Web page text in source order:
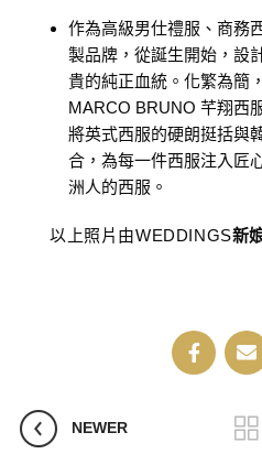
作為高級男仕禮服、商務
製品牌，從誕生開始，設
貴的純正血統。化繁為簡
MARCO BRUNO 芊翔西
將英式西服的硬朗挺括與
合，為每一件西服注入匠
洲人的西服。
以上照片由WEDDINGS新
NEWER